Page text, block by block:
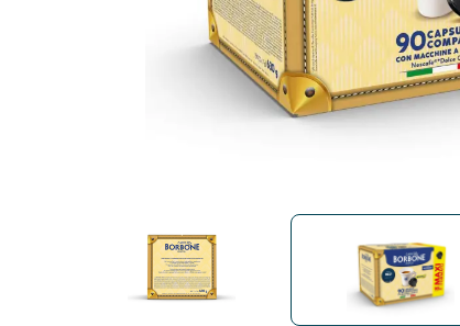
Caffitaly
Maxtris
Bialetti Uno System
Sandeme Cosmetici Offerte